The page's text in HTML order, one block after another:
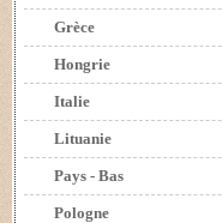
Grèce
Hongrie
Italie
Lituanie
Pays - Bas
Pologne